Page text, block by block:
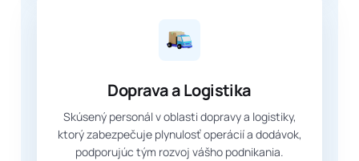
Doprava a Logistika
Skúsený personál v oblasti dopravy a logistiky,
ktorý zabezpečuje plynulosť operácií a dodávok,
podporujúc tým rozvoj vášho podnikania.